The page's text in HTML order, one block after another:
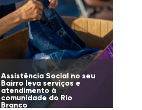
Assistência Social no seu
Bairro leva serviços e
atendimento à
comunidade do Rio
Branco